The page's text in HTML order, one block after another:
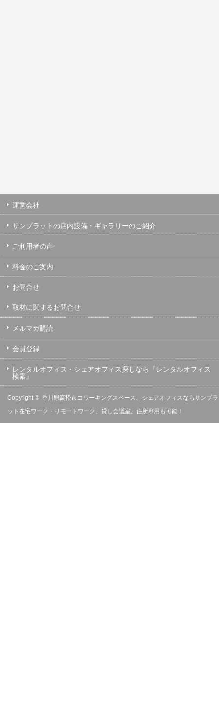
運営会社
サンプラットの店内設備・ギャラリーのご紹介
ご利用者の声
料金のご案内
お問合せ
取材に関するお問合せ
メルマガ購読
会員登録
レンタルオフィス・シェアオフィス探しなら『レンタルオフィス
検索』
Copyright © 香川県高松市コワーキングスペース、シェアオフィスならサンプラ
ット在宅ワーク・リモートワーク、貸し会議室、住所利用も可能！